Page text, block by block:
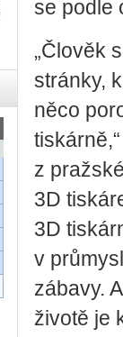
se podle
„Člověk
stránky,
něco
z
3D
3D
v
zábavy.
životě je